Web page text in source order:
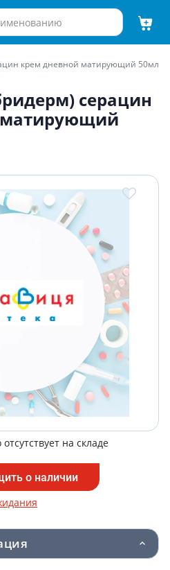
крем дневной матирующий 50мл
серацин
на складе
о наличии